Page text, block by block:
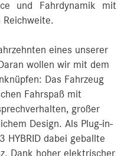
und Fahrdynamik mit
eines unserer
wollen wir mit dem
Das Fahrzeug
Fahrspaß mit
großer
Design. Als Plug-in-
HYBRID dabei geballte
Dank hoher elektrischer